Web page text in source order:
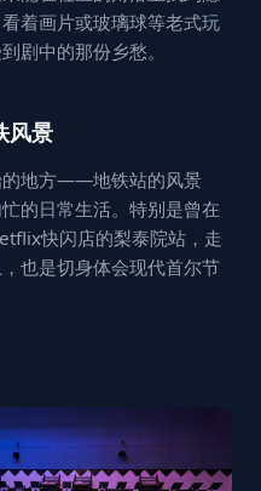
着画片或玻璃球等老式玩
剧中的那份乡愁。
风景
的地方——地铁站的风景
的日常生活。特别是曾在
快闪店的梨泰院站，走
也是切身体会现代首尔节